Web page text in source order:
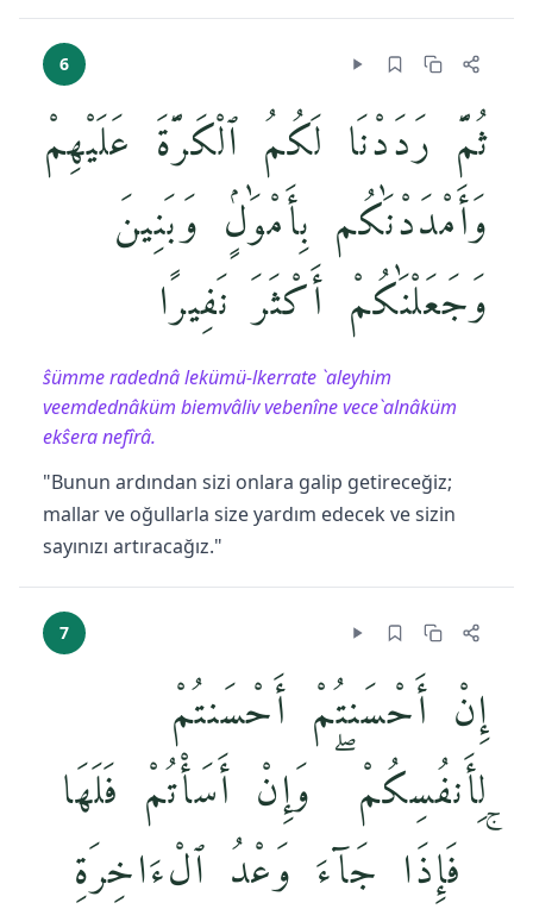
6
ثُمَّ رَدَدْنَا لَكُمُ ٱلْكَرَّةَ عَلَيْهِمْ
وَأَمْدَدْنَٰكُم بِأَمْوَٰلٍۢ وَبَنِينَ
وَجَعَلْنَٰكُمْ أَكْثَرَ نَفِيرًا
ŝümme radednâ lekümü-lkerrate `aleyhim
veemdednâküm biemvâliv vebenîne vece`alnâküm
ekŝera nefîrâ.
"Bunun ardından sizi onlara galip getireceğiz;
mallar ve oğullarla size yardım edecek ve sizin
sayınızı artıracağız."
7
إِنْ أَحْسَنتُمْ أَحْسَنتُمْ
لِأَنفُسِكُمْ ۖ وَإِنْ أَسَأْتُمْ فَلَهَا
ۚ فَإِذَا جَآءَ وَعْدُ ٱلْءَاخِرَةِ